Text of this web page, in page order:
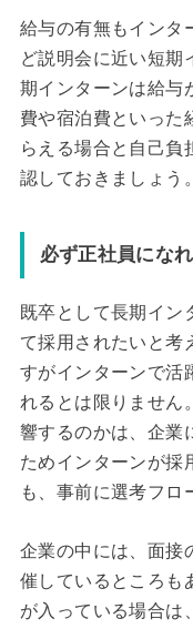
給与の有無もインタ
ど説明会に近い短期
期インターンは給与
費や宿泊費といった
らえる場合と自己負
認しておきましょう。
必ず正社員にな
既卒として長期イン
て採用されたいと考
すがインターンで活
れるとは限りません
響するのかは、企業
ためインターンが採
も、事前に選考フロ
企業の中には、面接
催しているところも
が入っている場合は